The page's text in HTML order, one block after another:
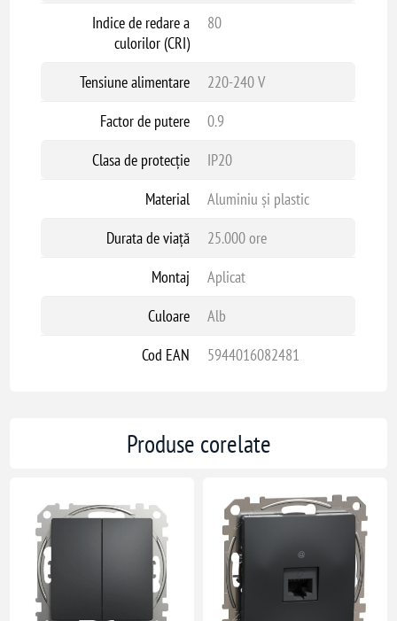
Indice de redare a
culorilor (CRI)
80
Tensiune alimentare
220-240 V
Factor de putere
0.9
Clasa de protecție
IP20
Material
Aluminiu și plastic
Durata de viață
25.000 ore
Montaj
Aplicat
Culoare
Alb
Cod EAN
5944016082481
Produse corelate